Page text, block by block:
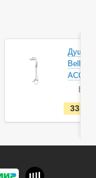
В
33